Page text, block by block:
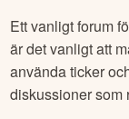
Ett vanligt forum
är det vanligt att
använda ticker
diskussioner som